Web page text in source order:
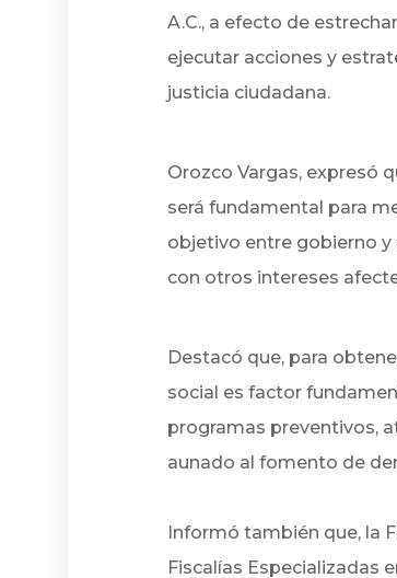
A.C., a efecto de
ejecutar acciones y
justicia ciudadana.
Orozco Vargas, expresó
será fundamental para
objetivo entre gobierno y
con otros intereses
Destacó que, para
social es factor
programas preventivos,
aunado al fomento de
Informó también que, la
Fiscalías Especializadas